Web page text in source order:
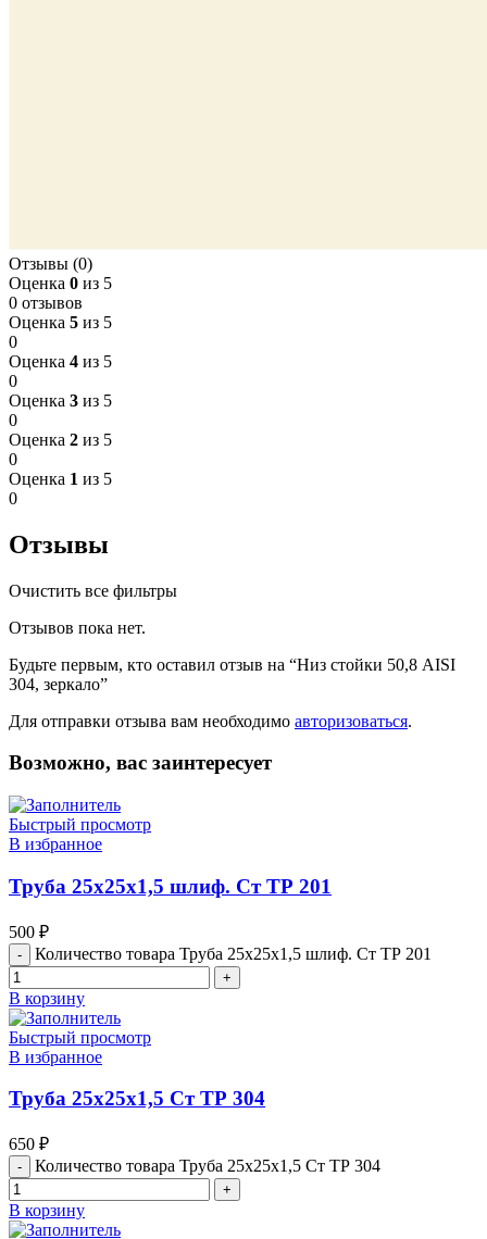
Отзывы (0)
Оценка 0 из 5
0 отзывов
Оценка 5 из 5
0
Оценка 4 из 5
0
Оценка 3 из 5
0
Оценка 2 из 5
0
Оценка 1 из 5
0
Отзывы
Очистить все фильтры
Отзывов пока нет.
Будьте первым, кто оставил отзыв на “Низ стойки 50,8 AISI
304, зеркало”
Для отправки отзыва вам необходимо авторизоваться.
Возможно, вас заинтересует
Быстрый просмотр
В избранное
Труба 25х25х1,5 шлиф. Ст ТР 201
500 ₽
Количество товара Труба 25х25х1,5 шлиф. Ст ТР 201
В корзину
Быстрый просмотр
В избранное
Труба 25х25х1,5 Ст ТР 304
650 ₽
Количество товара Труба 25х25х1,5 Ст ТР 304
В корзину